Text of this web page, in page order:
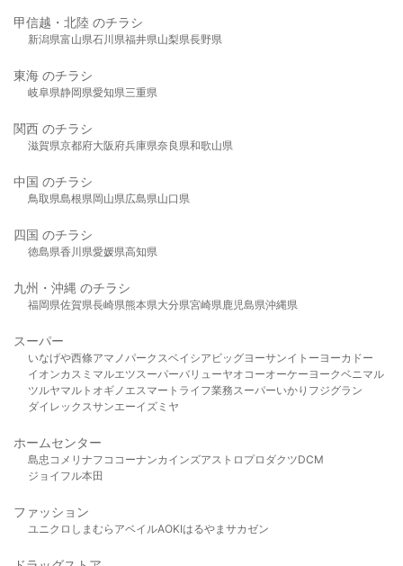
甲信越・北陸 のチラシ
新潟県富山県石川県福井県山梨県長野県
東海 のチラシ
岐阜県静岡県愛知県三重県
関西 のチラシ
滋賀県京都府大阪府兵庫県奈良県和歌山県
中国 のチラシ
鳥取県島根県岡山県広島県山口県
四国 のチラシ
徳島県香川県愛媛県高知県
九州・沖縄 のチラシ
福岡県佐賀県長崎県熊本県大分県宮崎県鹿児島県沖縄県
スーパー
いなげや西條アマノパークスベイシア ビッグヨーサンイトーヨーカドー
イオンカスミ マルエツスーパーバリューヤオコーオーケー ヨークベニマル
ツルヤマルト オギノ エスマート ライフ業務スーパーいかり フジグラン
ダイレックスサンエーイズミヤ
ホームセンター
島忠 コメリ ナフコ コーナンカインズアストロプロダクツDCM
ジョイフル本田
ファッション
ユニクロ しまむら アベイルAOKIはるやま サカゼン